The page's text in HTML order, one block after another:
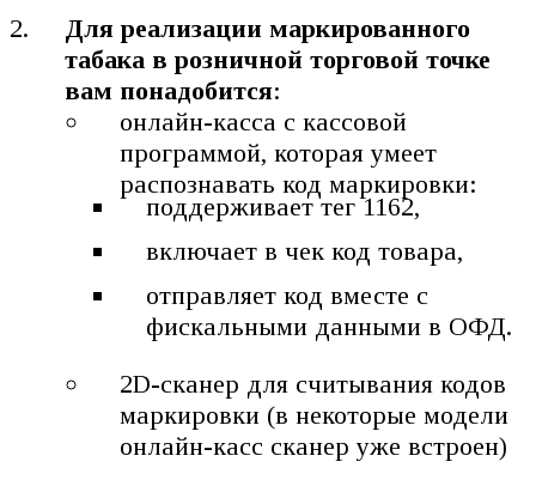
Для реализации маркированного
табака в розничной торговой точке
вам понадобится:
онлайн-касса с кассовой
программой, которая умеет
распознавать код маркировки:
поддерживает тег 1162,
включает в чек код товара,
отправляет код вместе с
фискальными данными в ОФД.
2D-сканер для считывания кодов
маркировки (в некоторые модели
онлайн-касс сканер уже встроен)